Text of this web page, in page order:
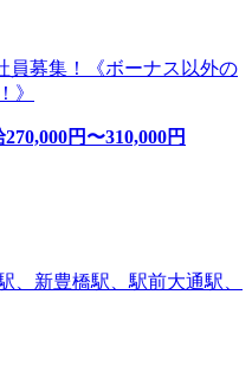
員募集！《ボーナス以外の
》
270,000円〜310,000円
、新豊橋駅、駅前大通駅、